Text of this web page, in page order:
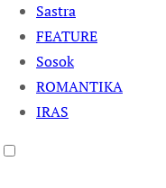
Sastra
FEATURE
Sosok
ROMANTIKA
IRAS